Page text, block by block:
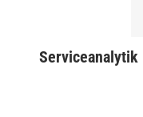
Serviceanalytik